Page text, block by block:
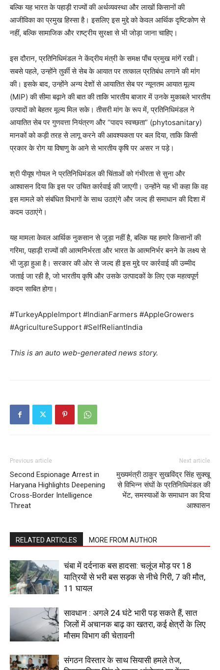
News Week
Magazine PRO
About
Contact us
Subscription Plans
My account
बल्कि यह भारत के पहाड़ी राज्यों की अर्थव्यवस्था और लाखों किसानों की
आजीविका का प्रमुख हिस्सा है। इसलिए इस मुद्दे को केवल आर्थिक दृष्टिकोण से
नहीं, बल्कि सामाजिक और राष्ट्रीय सुरक्षा से भी जोड़ा जाना चाहिए।
इस दौरान, प्रतिनिधिमंडल ने केंद्रीय मंत्री के समक्ष पाँच प्रमुख मांगें रखी।
सबसे पहले, उन्होंने तुर्की से सेब के आयात पर तत्काल प्रतिबंध लगाने की मांग
की। इसके बाद, उन्होंने अन्य देशों से आयातित सेब पर न्यूनतम आयात मूल्य
(MIP) की सीमा बढ़ाने की बात की ताकि भारतीय बाजार में उनके मुकाबले भारतीय
उत्पादों को बेहतर मूल्य मिल सके। तीसरी मांग के रूप में, प्रतिनिधिमंडल ने
आयातित सेब पर गुणवत्ता नियंत्रण और “पादप स्वच्छता” (phytosanitary)
मानकों को कड़ी तरह से लागू करने की आवश्यकता पर बल दिया, ताकि किसी
प्रकार के रोग या विषाणु के आने से भारतीय कृषि पर असर न पड़े।
श्री पीयूष गोयल ने प्रतिनिधिमंडल की चिंताओं को गंभीरता से सुना और
आश्वासन दिया कि इस पर उचित कार्रवाई की जाएगी। उन्होंने यह भी कहा कि वह
इस मामले को संबंधित विभागों के साथ उठाएंगे और जल्द ही समाधान की दिशा में
कदम उठाएंगे।
यह मामला केवल आर्थिक नुकसान से जुड़ा नहीं है, बल्कि यह हमारे किसानों की
गरिमा, पहाड़ी राज्यों की आत्मनिर्भरता और भारत के आत्मनिर्भर बनने के लक्ष्य से
भी जुड़ा हुआ है। सरकार की ओर से जल्द ही इस मुद्दे पर कार्रवाई की उम्मीद
जताई जा रही है, जो भारतीय कृषि और उसके उत्पादकों के लिए एक महत्वपूर्ण
कदम साबित होगा।
#TurkeyAppleImport #IndianFarmers #AppleGrowers
#AgricultureSupport #SelfReliantIndia
This is an auto web-generated news story.
Previous article
Second Espionage Arrest in
Haryana Highlights Deepening
Cross-Border Intelligence
Threat
Next article
मुख्यमंत्री ठाकुर सुखविंद्र सिंह सुक्खू
से विभिन्न संघों के प्रतिनिधिमंडल की
भेंट, समस्याओं के समाधान का दिया
आश्वासन
RELATED ARTICLES MORE FROM AUTHOR
चंबा में दर्दनाक बस हादसा: चलूंज मोड़ पर 18
यात्रियों से भरी बस सड़क से नीचे गिरी, 7 की मौत,
11 घायल
सावधान : अगले 24 घंटे भारी पड़ सकते हैं, सात
जिलों में अचानक बाढ़ का खतरा, कई क्षेत्रों के लिए
मौसम विभाग की चेतावनी
संगठन विस्तार के साथ सियासी हमले तेज,